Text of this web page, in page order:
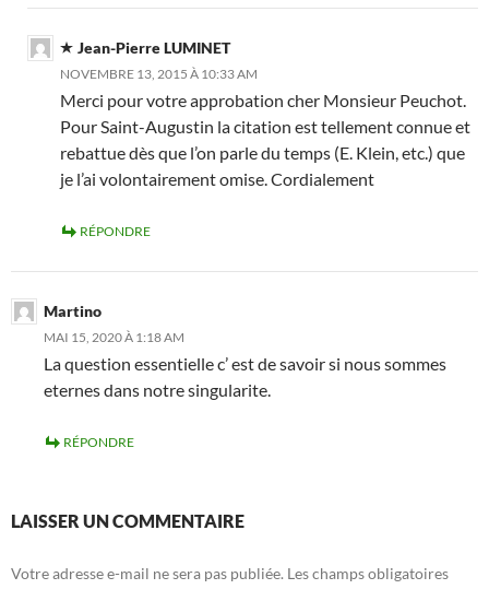
Jean-Pierre LUMINET
NOVEMBRE 13, 2015 À 10:33 AM
Merci pour votre approbation cher Monsieur Peuchot.
Pour Saint-Augustin la citation est tellement connue et
rebattue dès que l’on parle du temps (E. Klein, etc.) que
je l’ai volontairement omise. Cordialement
RÉPONDRE
Martino
MAI 15, 2020 À 1:18 AM
La question essentielle c’ est de savoir si nous sommes
eternes dans notre singularite.
RÉPONDRE
LAISSER UN COMMENTAIRE
Votre adresse e-mail ne sera pas publiée. Les champs obligatoires